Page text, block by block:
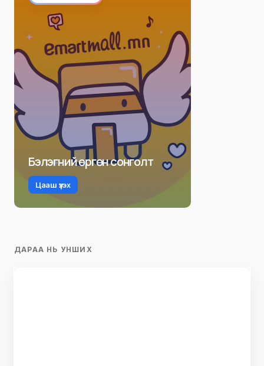
Бэлэгний өргөн сонголт
Цааш үзэх
ДАРАА НЬ УНШИХ